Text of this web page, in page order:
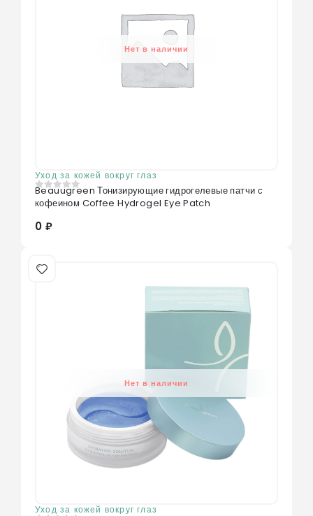
Нет в наличии
Уход за кожей вокруг глаз
0 из 5
Beauugreen Тонизирующие гидрогелевые патчи с
кофеином Coffee Hydrogel Eye Patch
0 ₽
Нет в наличии
Уход за кожей вокруг глаз